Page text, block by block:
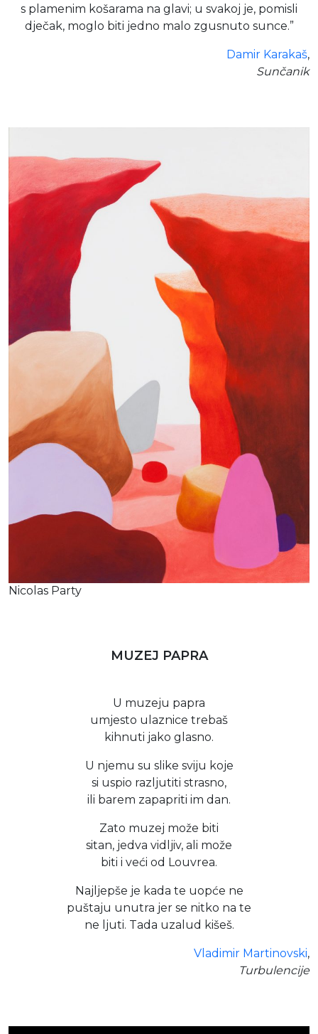
s plamenim košarama na glavi; u svakoj je, pomisli
dječak, moglo biti jedno malo zgusnuto sunce.”
Damir Karakaš,
Sunčanik
Nicolas Party
MUZEJ PAPRA
U muzeju papra
umjesto ulaznice trebaš
kihnuti jako glasno.
U njemu su slike sviju koje
si uspio razljutiti strasno,
ili barem zapapriti im dan.
Zato muzej može biti
sitan, jedva vidljiv, ali može
biti i veći od Louvrea.
Najljepše je kada te uopće ne
puštaju unutra jer se nitko na te
ne ljuti. Tada uzalud kišeš.
Vladimir Martinovski,
Turbulencije